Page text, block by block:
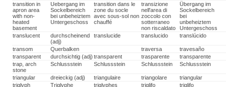
transition in
apron area
with non-
heated
basement
Uebergang im
Sockelbereich
bei unbeheiztem
Untergeschoss
transition dans le
zone du socle
avec sous-sol non
chauffé
transizione
nell'area di
zoccolo con
sotterraneo
non riscaldato
Übergang im
Sockelbereich
bei
unbeheiztem
Untergeschoss
translucent
durchscheinend
(adj)
translucide translucido translúcido
transom Querbalken traversa
travesaño
transparent
durchsichtig (adj) transparent trasparente
transparente
trap, arch
stone
Schlussstein Schlussstein Schlussstein Schlussstein
triangular dreieckig (adj) triangulaire triangolare
triangular
triglyph
Triglyphe triglyphes triglifo triglifo